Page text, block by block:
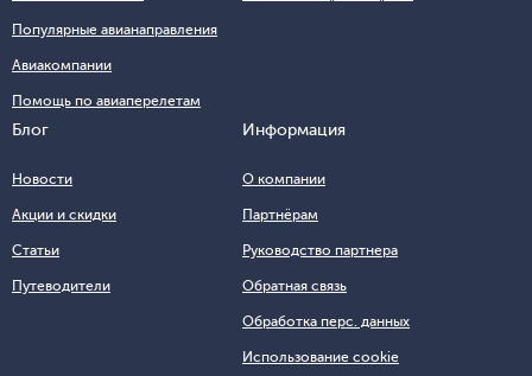
Популярные авианаправления
Авиакомпании
Помощь по авиаперелетам
Блог
Новости
Акции и скидки
Статьи
Путеводители
Информация
О компании
Партнёрам
Руководство партнера
Обратная связь
Обработка перс. данных
Использование cookie